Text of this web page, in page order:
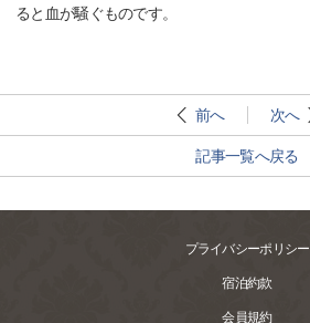
ると血が騒ぐものです。
前へ 次へ
記事一覧へ戻る
プライバシーポリシー
宿泊約款
会員規約